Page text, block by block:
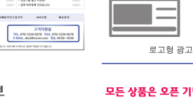
로고형 광고